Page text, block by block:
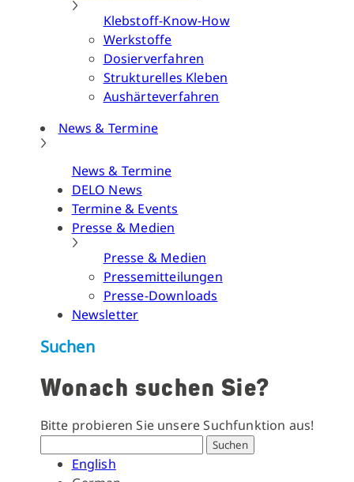
Klebstoff-Know-How
Werkstoffe
Dosierverfahren
Strukturelles Kleben
Aushärteverfahren
News & Termine
News & Termine
DELO News
Termine & Events
Presse & Medien
Presse & Medien
Pressemitteilungen
Presse-Downloads
Newsletter
Suchen
Wonach suchen Sie?
Bitte probieren Sie unsere Suchfunktion aus!
Suchen
English